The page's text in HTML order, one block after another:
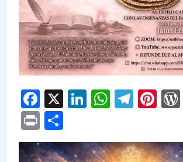
Facebook
X LinkedIn
Print